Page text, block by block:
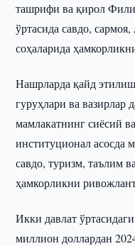
ташрифи ва қирол
ўртасида савдо,
соҳаларида
Нашрларда қайд
гуруҳлари ва вазирлар
мамлакатнинг сиёсий
институционал асосда
савдо, туризм, таълим
ҳамкорликни
Икки давлат
миллион доллардан